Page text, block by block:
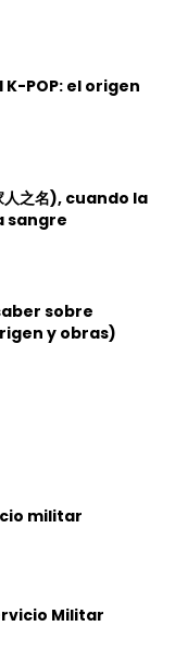
POP: el origen
人之名), cuando la
sangre
sobre
y obras)
militar
Militar